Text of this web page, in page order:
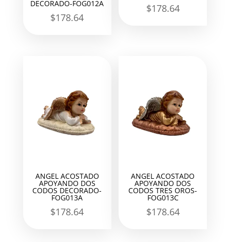
DECORADO-FOG012A
$178.64
$178.64
ANGEL ACOSTADO
APOYANDO DOS
CODOS DECORADO-
FOG013A
$178.64
ANGEL ACOSTADO
APOYANDO DOS
CODOS TRES OROS-
FOG013C
$178.64